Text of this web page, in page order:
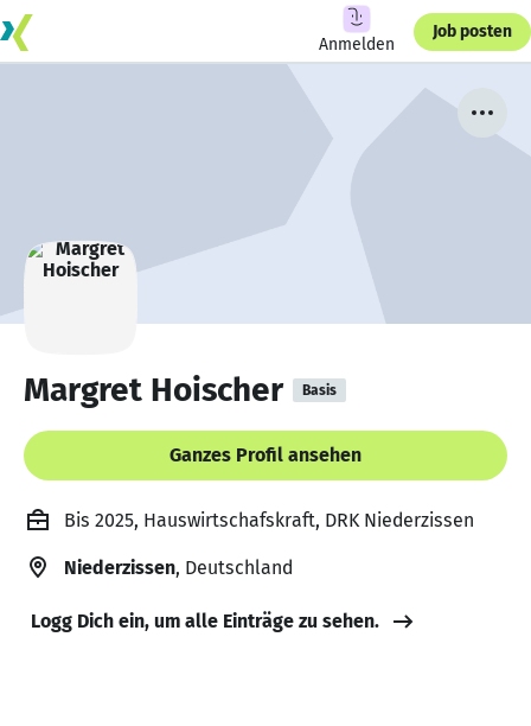
Anmelden
Job posten
Margret Hoischer Basis
Ganzes Profil ansehen
Bis 2025, Hauswirtschafskraft, DRK Niederzissen
Niederzissen, Deutschland
Logg Dich ein, um alle Einträge zu sehen.